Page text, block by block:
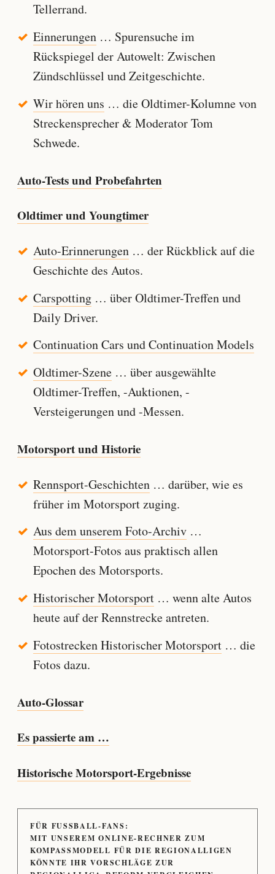
Tellerrand.
Einnerungen… Spurensuche im
Rückspiegel der Autowelt: Zwischen
Zündschlüssel und Zeitgeschichte.
Wir hören uns … die Oldtimer-Kolumne von
Streckensprecher & Moderator Tom
Schwede.
Auto-Tests und Probefahrten
Oldtimer und Youngtimer
Auto-Erinnerungen… der Rückblick auf die
Geschichte des Autos.
Carspotting… über Oldtimer-Treffen und
Daily Driver.
Continuation Cars und Continuation Models
Oldtimer-Szene… über ausgewählte
Oldtimer-Treffen, -Auktionen, -
Versteigerungen und -Messen.
Motorsport und Historie
Rennsport-Geschichten… darüber, wie es
früher im Motorsport zuging.
Aus dem unserem Foto-Archiv…
Motorsport-Fotos aus praktisch allen
Epochen des Motorsports.
Historischer Motorsport… wenn alte Autos
heute auf der Rennstrecke antreten.
Fotostrecken Historischer Motorsport… die
Fotos dazu.
Auto-Glossar
Es passierte am …
Historische Motorsport-Ergebnisse
FÜR FUSSBALL-FANS:
MIT UNSEREM ONLINE-RECHNER ZUM
KOMPASSMODELL FÜR DIE REGIONALLIGEN
KÖNNTE IHR VORSCHLÄGE ZUR